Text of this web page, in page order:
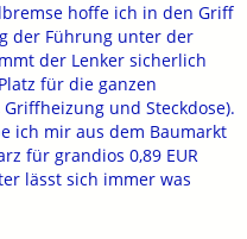
hoffe ich in den Griff
der Führung unter der
der Lenker sicherlich
für die ganzen
und Steckdose).
ich mir aus dem Baumarkt
für grandios 0,89 EUR
lässt sich immer was